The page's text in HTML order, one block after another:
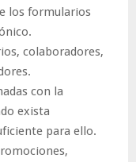
los formularios
colaboradores,
con la
exista
para ello.